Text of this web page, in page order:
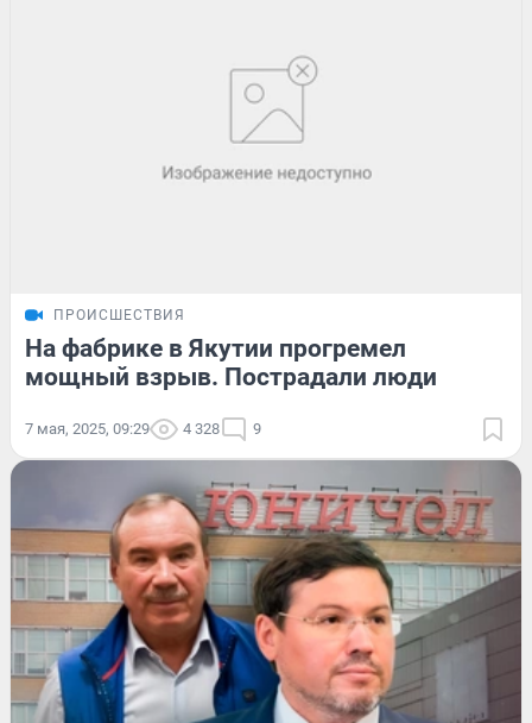
ПРОИСШЕСТВИЯ
На фабрике в Якутии прогремел
мощный взрыв. Пострадали люди
7 мая, 2025, 09:29 4 328 9